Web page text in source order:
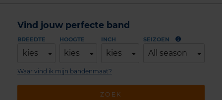
Vind jouw perfecte band
BREEDTE
kies
HOOGTE
kies
INCH
kies
SEIZOEN
All season
ZOEK
Waar vind ik mijn bandenmaat?